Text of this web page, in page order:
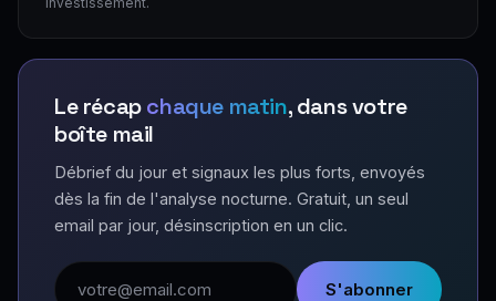
Le récapchaque matin, dans votre
boîte mail
Débrief du jour et signaux les plus forts, envoyés
dès la fin de l'analyse nocturne. Gratuit, un seul
email par jour, désinscription en un clic.
Adresse email
S'abonner